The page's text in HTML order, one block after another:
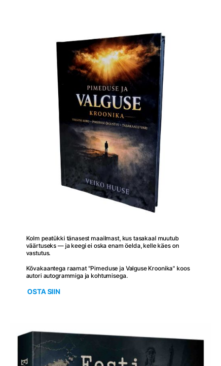
Kolm peatükki tänasest maailmast, kus tasakaal muutub
väärtuseks — ja keegi ei oska enam öelda, kelle käes on
vastutus.
Kõvakaantega raamat "Pimeduse ja Valguse Kroonika" koos
autori autogrammiga ja kohtumisega.
OSTA SIIN